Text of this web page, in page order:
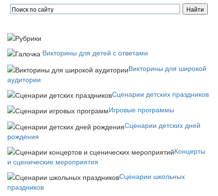
Викторины для детей с ответами
Викторины для широкой
аудитории
Сценарии детских праздников
Игровые программы
Сценарии детских дней
рождения
Концерты
и сценические мероприятия
Сценарии школьных
праздников